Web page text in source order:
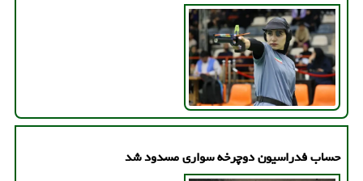
حساب فدراسیون دوچرخه سواری مسدود شد